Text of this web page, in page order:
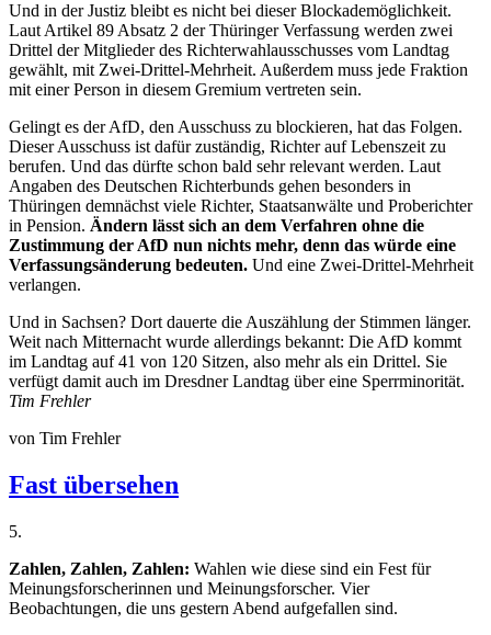
Und in der Justiz bleibt es nicht bei dieser Blockademöglichkeit.
Laut Artikel 89 Absatz 2 der Thüringer Verfassung werden zwei
Drittel der Mitglieder des Richterwahlausschusses vom Landtag
gewählt, mit Zwei-Drittel-Mehrheit. Außerdem muss jede Fraktion
mit einer Person in diesem Gremium vertreten sein.
Gelingt es der AfD, den Ausschuss zu blockieren, hat das Folgen.
Dieser Ausschuss ist dafür zuständig, Richter auf Lebenszeit zu
berufen. Und das dürfte schon bald sehr relevant werden. Laut
Angaben des Deutschen Richterbunds gehen besonders in
Thüringen demnächst viele Richter, Staatsanwälte und Proberichter
in Pension. Ändern lässt sich an dem Verfahren ohne die
Zustimmung der AfD nun nichts mehr, denn das würde eine
Verfassungsänderung bedeuten. Und eine Zwei-Drittel-Mehrheit
verlangen.
Und in Sachsen? Dort dauerte die Auszählung der Stimmen länger.
Weit nach Mitternacht wurde allerdings bekannt: Die AfD kommt
im Landtag auf 41 von 120 Sitzen, also mehr als ein Drittel. Sie
verfügt damit auch im Dresdner Landtag über eine Sperrminorität.
Tim Frehler
von Tim Frehler
Fast übersehen
5.
Zahlen, Zahlen, Zahlen: Wahlen wie diese sind ein Fest für
Meinungsforscherinnen und Meinungsforscher. Vier
Beobachtungen, die uns gestern Abend aufgefallen sind.